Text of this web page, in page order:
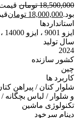
18,500,000 تومان
بود.18,000,000 تومان
استانداردها
ایزو 9001 ، ایزو 14000 ، استاندارد اروپا
سال تولید
2024
کشور سازنده
چین
کاربرد ها
شلوار کتان / پیراهن
و شلوار / لباس بچگانه
تکنولوژی ماشین
دینام سرخود